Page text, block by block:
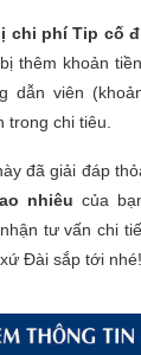
chi phí Tip cố
thêm khoản
dẫn viên
trong chi tiêu.
đã giải đáp
nhiêu của
tư vấn chi
Đài sắp tới nhé!